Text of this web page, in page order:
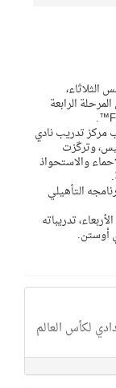
الثلاثاء،
الرابعة
مركز تدريب نادي
وتركّزت
والاستحواذ
التأهيلي
تدريباته
أوستن.
لكأس العالم